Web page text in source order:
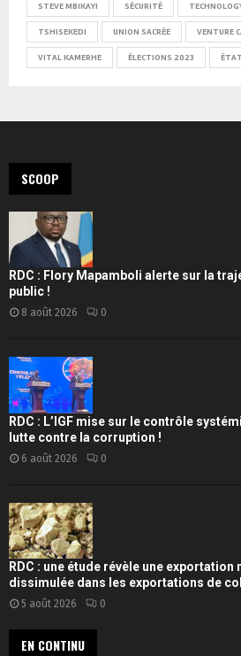
STEVE MBIKAYI SÉCURITÉ
TSHISEKEDI UNION SACRÉE VENTURE
VITAL KAMERHE ÉLECTIONS 2023
SCOOP
RDC : Flory Mapamboli alerte sur la
public !
8 août 2026 0
RDC : L’IGF mise sur le contrôle
lutte contre la corruption !
6 août 2026 0
RDC : une étude révèle une exportation
dissimulée dans les exportations de
5 août 2026 0
EN CONTINU